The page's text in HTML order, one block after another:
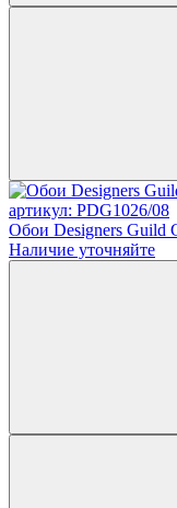
артикул: PDG1026/08
Обои Designers Guild
Наличие уточняйте